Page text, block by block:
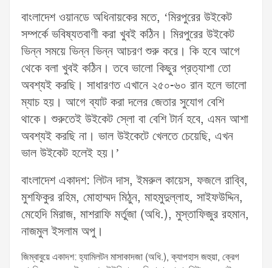
বাংলাদেশ ওয়ানডে অধিনায়কের মতে, ‘মিরপুরের উইকেট
সম্পর্কে ভবিষ্যতবাণী করা খুবই কঠিন। মিরপুরের উইকেট
ভিন্ন সময়ে ভিন্ন ভিন্ন আচরণ শুরু করে। কি হবে আগে
থেকে বলা খুবই কঠিন। তবে ভালো কিছুর প্রত্যাশা তো
অবশ্যই করছি। সাধারণত এখানে ২৫০-৬০ রান হলে ভালো
ম্যাচ হয়। আগে ব্যাট করা দলের জেতার সুযোগ বেশি
থাকে। শুরুতেই উইকেট স্লো বা বেশি টার্ন হবে, এমন আশা
অবশ্যই করছি না। ভাল উইকেটে খেলতে চেয়েছি, এখন
ভাল উইকেট হলেই হয়।’
বাংলাদেশ একাদশ: লিটন দাস, ইমরুল কায়েস, ফজলে রাব্বি,
মুশফিকুর রহিম, মোহাম্মদ মিঠুন, মাহমুদুল্লাহ, সাইফউদ্দিন,
মেহেদি মিরাজ, মাশরাফি মর্তুজা (অধি.), মুস্তাফিজুর রহমান,
নাজমুল ইসলাম অপু।
জিম্বাবুয়ে একাদশ: হ্যামিলটন মাসাকাদজা (অধি.), ক্যাপহাস জহুয়া, ক্রেগ